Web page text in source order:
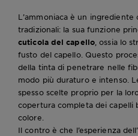
L’ammoniaca è un
tradizionali: la sua funzione
cuticola del capello, ossia lo
fusto del capello. Questo
della tinta di penetrare nelle
modo più duraturo e intenso.
spesso scelte proprio per la
copertura completa dei capelli
colore.
Il contro è che l’esperienza